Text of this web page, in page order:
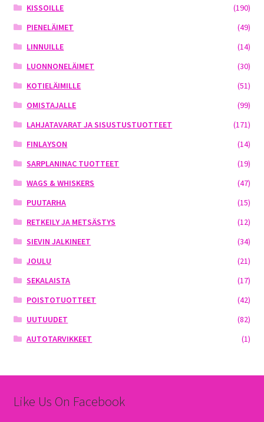
KISSOILLE
(190)
PIENELÄIMET
(49)
LINNUILLE
(14)
LUONNONELÄIMET
(30)
KOTIELÄIMILLE
(51)
OMISTAJALLE
(99)
LAHJATAVARAT JA SISUSTUSTUOTTEET
(171)
FINLAYSON
(14)
SARPLANINAC TUOTTEET
(19)
WAGS & WHISKERS
(47)
PUUTARHA
(15)
RETKEILY JA METSÄSTYS
(12)
SIEVIN JALKINEET
(34)
JOULU
(21)
SEKALAISTA
(17)
POISTOTUOTTEET
(42)
UUTUUDET
(82)
AUTOTARVIKKEET
(1)
Like Us On Facebook